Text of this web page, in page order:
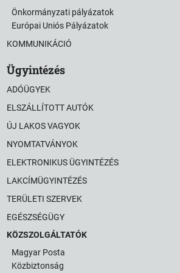
Önkormányzati pályázatok
Európai Uniós Pályázatok
KOMMUNIKÁCIÓ
Ügyintézés
ADÓÜGYEK
ELSZÁLLÍTOTT AUTÓK
ÚJ LAKOS VAGYOK
NYOMTATVÁNYOK
ELEKTRONIKUS ÜGYINTÉZÉS
LAKCÍMÜGYINTÉZÉS
TERÜLETI SZERVEK
EGÉSZSÉGÜGY
KÖZSZOLGÁLTATÓK
Magyar Posta
Közbiztonság